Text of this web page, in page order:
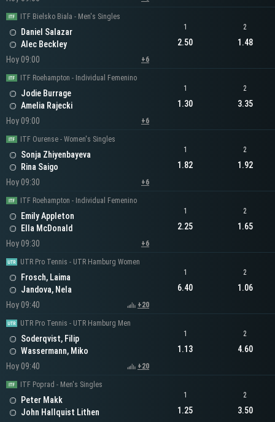
ITF Bielsko Biala - Men's Singles
Daniel Salazar
Alec Beckley
Hoy 09:00
+6
1
2.50
2
1.48
ITF Roehampton - Individual Femenino
Jodie Burrage
Amelia Rajecki
Hoy 09:00
+6
1
1.30
2
3.35
ITF Ourense - Women's Singles
Sonja Zhiyenbayeva
Rina Saigo
Hoy 09:30
+6
1
1.82
2
1.92
ITF Roehampton - Individual Femenino
Emily Appleton
Ella McDonald
Hoy 09:30
+6
1
2.25
2
1.65
UTR Pro Tennis - UTR Hamburg Women
Frosch, Laima
Jandova, Nela
Hoy 09:40
+20
1
6.40
2
1.06
UTR Pro Tennis - UTR Hamburg Men
Soderqvist, Filip
Wassermann, Miko
Hoy 09:40
+20
1
1.13
2
4.60
ITF Poprad - Men's Singles
Peter Makk
John Hallquist Lithen
1
1.25
2
3.50